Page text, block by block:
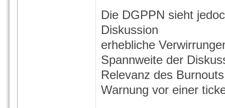
Die DGPPN sieht
Diskussion
erhebliche
Spannweite der
Relevanz des
Warnung vor einer